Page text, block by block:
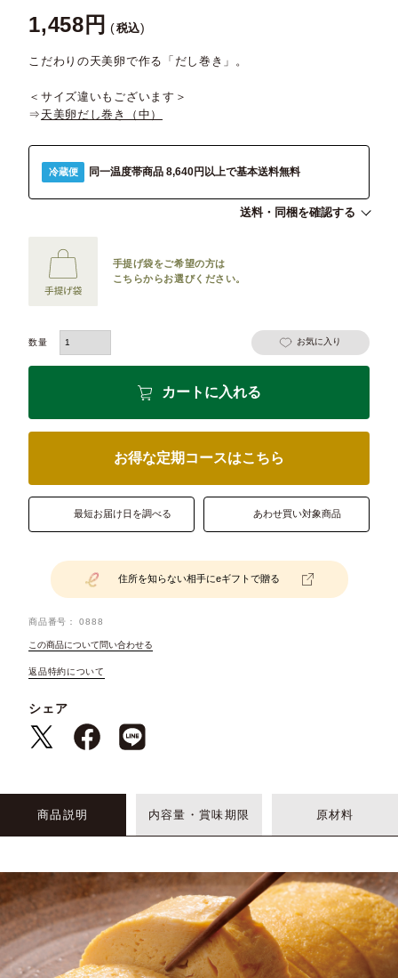
1,458 税込
こだわりの天美卵で作る「だし巻き」。
＜サイズ違いもございます＞
⇒ 天美卵だし巻き（中）
冷蔵便 同一温度帯商品 8,640円以上で基本送料無料
送料・同梱を確認する
手提げ袋をご希望の方は
こちらからお選びください。
お気に入り
カートに入れる
お得な定期コースはこちら
最短お届け日を調べる あわせ買い対象商品
住所を知らない相手にeギフトで贈る
商品番号 0888
この商品について問い合わせる
返品特約について
シェア
商品説明 内容量・賞味期限 原材料